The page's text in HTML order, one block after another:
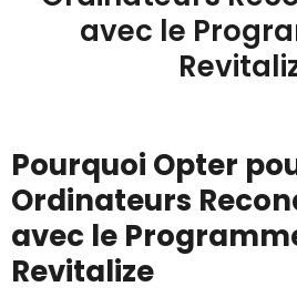
avec le
Pourquoi Opter
Ordinateurs
avec le
Revitalize